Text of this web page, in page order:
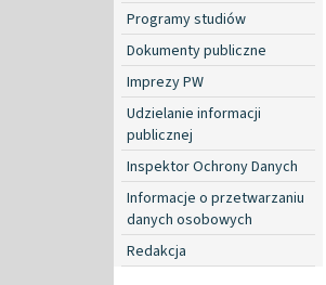
Programy studiów
Dokumenty publiczne
Imprezy PW
Udzielanie informacji
publicznej
Inspektor Ochrony Danych
Informacje o przetwarzaniu
danych osobowych
Redakcja